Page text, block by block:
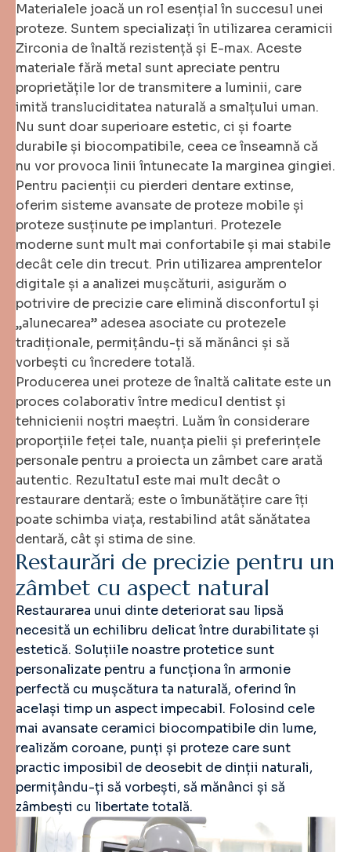
Materialele joacă un rol esențial în succesul unei
proteze. Suntem specializați în utilizarea ceramicii
Zirconia de înaltă rezistență și E-max. Aceste
materiale fără metal sunt apreciate pentru
proprietățile lor de transmitere a luminii, care
imită transluciditatea naturală a smalțului uman.
Nu sunt doar superioare estetic, ci și foarte
durabile și biocompatibile, ceea ce înseamnă că
nu vor provoca linii întunecate la marginea gingiei.
Pentru pacienții cu pierderi dentare extinse,
oferim sisteme avansate de proteze mobile și
proteze susținute pe implanturi. Protezele
moderne sunt mult mai confortabile și mai stabile
decât cele din trecut. Prin utilizarea amprentelor
digitale și a analizei mușcăturii, asigurăm o
potrivire de precizie care elimină disconfortul și
„alunecarea” adesea asociate cu protezele
tradiționale, permițându-ți să mănânci și să
vorbești cu încredere totală.
Producerea unei proteze de înaltă calitate este un
proces colaborativ între medicul dentist și
tehnicienii noștri maeștri. Luăm în considerare
proporțiile feței tale, nuanța pielii și preferințele
personale pentru a proiecta un zâmbet care arată
autentic. Rezultatul este mai mult decât o
restaurare dentară; este o îmbunătățire care îți
poate schimba viața, restabilind atât sănătatea
dentară, cât și stima de sine.
Restaurări de precizie pentru un
zâmbet cu aspect natural
Restaurarea unui dinte deteriorat sau lipsă
necesită un echilibru delicat între durabilitate și
estetică. Soluțiile noastre protetice sunt
personalizate pentru a funcționa în armonie
perfectă cu mușcătura ta naturală, oferind în
același timp un aspect impecabil. Folosind cele
mai avansate ceramici biocompatibile din lume,
realizăm coroane, punți și proteze care sunt
practic imposibil de deosebit de dinții naturali,
permițându-ți să vorbești, să mănânci și să
zâmbești cu libertate totală.